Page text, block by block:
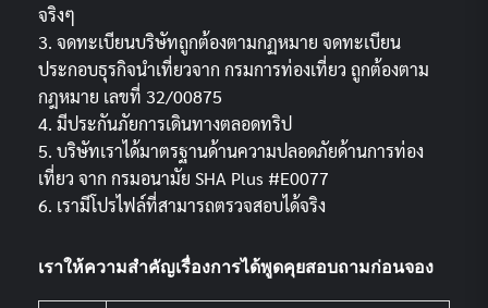
จริงๆ
3. จดทะเบียนบริษัทถูกต้องตามกฏหมาย จดทะเบียน
ประกอบธุรกิจนำเที่ยวจาก กรมการท่องเที่ยว ถูกต้องตาม
กฎหมาย เลขที่ 32/00875
4. มีประกันภัยการเดินทางตลอดทริป
5. บริษัทเราได้มาตรฐานด้านความปลอดภัยด้านการท่อง
เที่ยว จาก กรมอนามัย SHA Plus #E0077
6. เรามีโปรไฟล์ที่สามารถตรวจสอบได้จริง
เราให้ความสำคัญเรื่องการได้พูดคุยสอบถามก่อนจอง